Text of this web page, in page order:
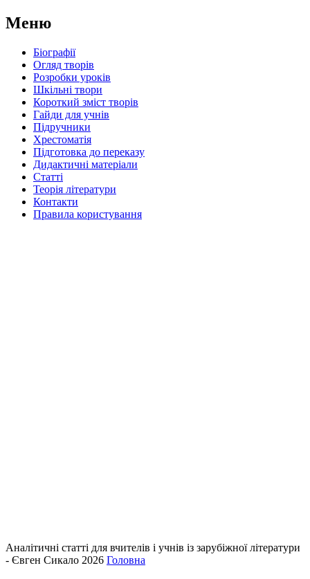
Меню
Біографії
Огляд творів
Розробки уроків
Шкільні твори
Короткий зміст творів
Гайди для учнів
Підручники
Хрестоматія
Підготовка до переказу
Дидактичні матеріали
Статті
Теорія літератури
Контакти
Правила користування
Аналітичні статті для вчителів і учнів із зарубіжної літератури
- Євген Сикало 2026 Головна